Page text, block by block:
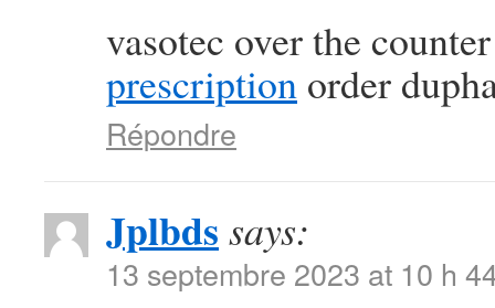
vasotec over the
prescription order
Répondre
Jplbds says:
13 septembre 2023 at 10 h